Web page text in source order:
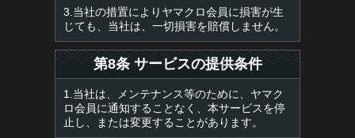
3.当社の措置によりヤマクロ会員に損害が生
じても、当社は、一切損害を賠償しません。
第8条 サービスの提供条件
1.当社は、メンテナンス等のために、ヤマク
ロ会員に通知することなく、本サービスを停
止し、または変更することがあります。